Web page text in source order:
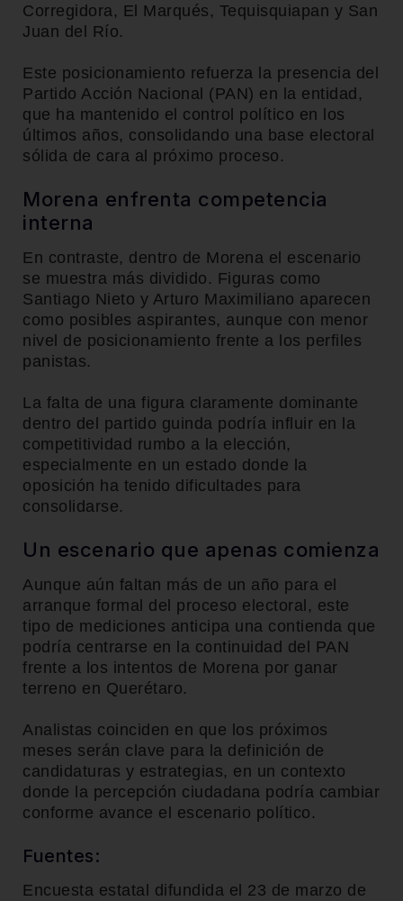
Corregidora, El Marqués, Tequisquiapan y San
Juan del Río.
Este posicionamiento refuerza la presencia del
Partido Acción Nacional (PAN) en la entidad,
que ha mantenido el control político en los
últimos años, consolidando una base electoral
sólida de cara al próximo proceso.
Morena enfrenta competencia
interna
En contraste, dentro de Morena el escenario
se muestra más dividido. Figuras como
Santiago Nieto y Arturo Maximiliano aparecen
como posibles aspirantes, aunque con menor
nivel de posicionamiento frente a los perfiles
panistas.
La falta de una figura claramente dominante
dentro del partido guinda podría influir en la
competitividad rumbo a la elección,
especialmente en un estado donde la
oposición ha tenido dificultades para
consolidarse.
Un escenario que apenas comienza
Aunque aún faltan más de un año para el
arranque formal del proceso electoral, este
tipo de mediciones anticipa una contienda que
podría centrarse en la continuidad del PAN
frente a los intentos de Morena por ganar
terreno en Querétaro.
Analistas coinciden en que los próximos
meses serán clave para la definición de
candidaturas y estrategias, en un contexto
donde la percepción ciudadana podría cambiar
conforme avance el escenario político.
Fuentes:
Encuesta estatal difundida el 23 de marzo de